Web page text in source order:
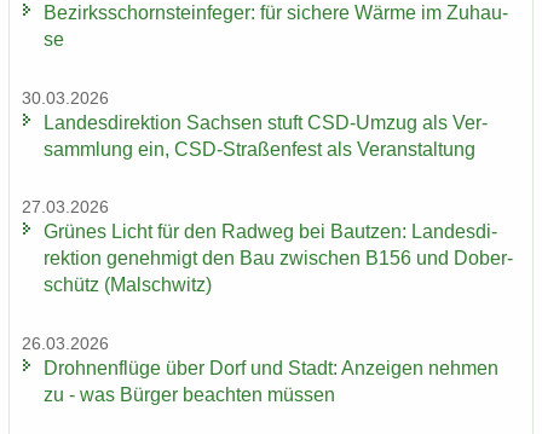
Be­zirks­schorn­stein­fe­ger: für si­che­re Wärme im Zu­hau­
se
30.03.2026
Lan­des­di­rek­ti­on Sach­sen stuft CSD-​Umzug als Ver­
samm­lung ein, CSD-​Straßenfest als Ver­an­stal­tung
27.03.2026
Grü­nes Licht für den Rad­weg bei Baut­zen: Lan­des­di­
rek­ti­on ge­neh­migt den Bau zwi­schen B156 und Do­ber­
schütz (Mal­schwitz)
26.03.2026
Droh­nen­flü­ge über Dorf und Stadt: An­zei­gen neh­men
zu - was Bür­ger be­ach­ten müs­sen